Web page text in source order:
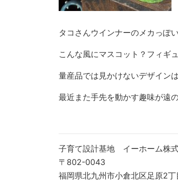
タコさんウインナーのメカっぽ
こんな風にマスコット？フィギ
量産品では見かけないデザイン
最近また手先を動かす趣味が遠
子育て設計基地 イーホーム株
〒802-0043
福岡県北九州市小倉北区足原2